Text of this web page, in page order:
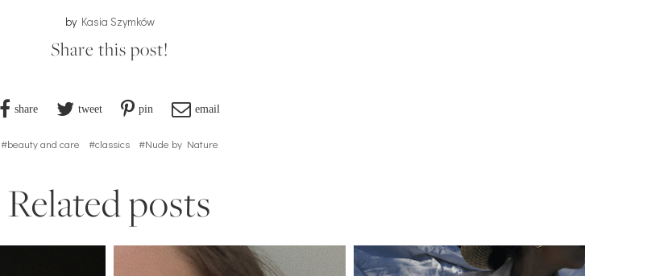
by Kasia Szymków
Share this post!
share tweet pin email
#beauty and care #classics #Nude by Nature
Related posts